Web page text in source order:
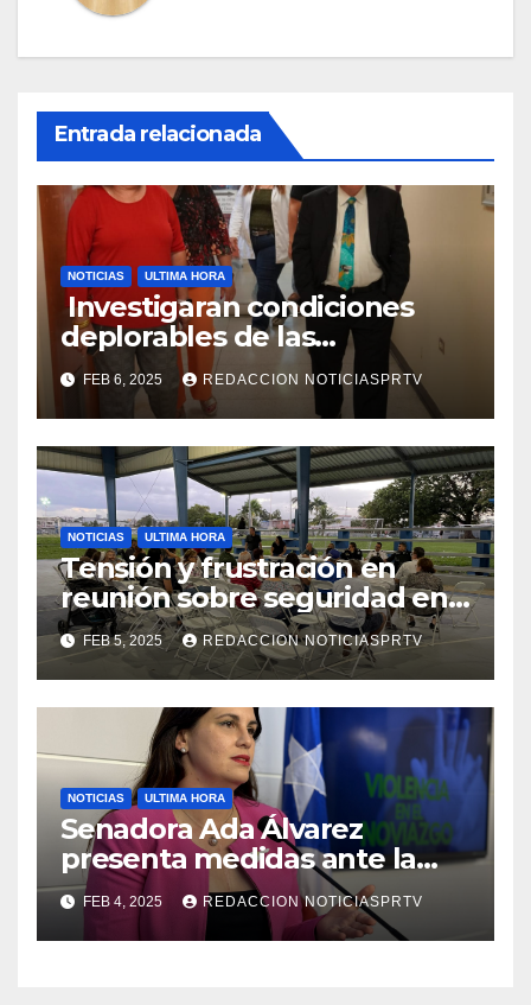
Entrada relacionada
NOTICIAS ULTIMA HORA
Investigaran condiciones
deplorables de las
facilidades el Departamento
de la Salud en Mayagüez
FEB 6, 2025 REDACCION NOTICIASPRTV
NOTICIAS ULTIMA HORA
Tensión y frustración en
reunión sobre seguridad en
Reparto Metropolitano
FEB 5, 2025 REDACCION NOTICIASPRTV
NOTICIAS ULTIMA HORA
Senadora Ada Álvarez
presenta medidas ante la
violencia en el noviazgo
FEB 4, 2025 REDACCION NOTICIASPRTV